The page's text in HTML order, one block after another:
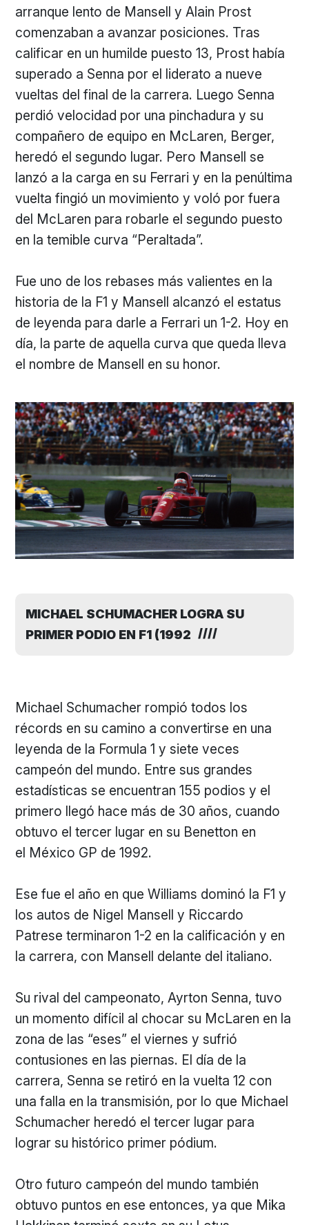
arranque lento de Mansell y Alain Prost
comenzaban a avanzar posiciones. Tras
calificar en un humilde puesto 13, Prost había
superado a Senna por el liderato a nueve
vueltas del final de la carrera. Luego Senna
perdió velocidad por una pinchadura y su
compañero de equipo en McLaren, Berger,
heredó el segundo lugar. Pero Mansell se
lanzó a la carga en su Ferrari y en la penúltima
vuelta fingió un movimiento y voló por fuera
del McLaren para robarle el segundo puesto
en la temible curva “Peraltada”.
Fue uno de los rebases más valientes en la
historia de la F1 y Mansell alcanzó el estatus
de leyenda para darle a Ferrari un 1-2. Hoy en
día, la parte de aquella curva que queda lleva
el nombre de Mansell en su honor.
MICHAEL SCHUMACHER LOGRA SU
PRIMER PODIO EN F1 (1992
Michael Schumacher rompió todos los
récords en su camino a convertirse en una
leyenda de la Formula 1 y siete veces
campeón del mundo. Entre sus grandes
estadísticas se encuentran 155 podios y el
primero llegó hace más de 30 años, cuando
obtuvo el tercer lugar en su Benetton en
el México GP de 1992.
Ese fue el año en que Williams dominó la F1 y
los autos de Nigel Mansell y Riccardo
Patrese terminaron 1-2 en la calificación y en
la carrera, con Mansell delante del italiano.
Su rival del campeonato, Ayrton Senna, tuvo
un momento difícil al chocar su McLaren en la
zona de las “eses” el viernes y sufrió
contusiones en las piernas. El día de la
carrera, Senna se retiró en la vuelta 12 con
una falla en la transmisión, por lo que Michael
Schumacher heredó el tercer lugar para
lograr su histórico primer pódium.
Otro futuro campeón del mundo también
obtuvo puntos en ese entonces, ya que Mika